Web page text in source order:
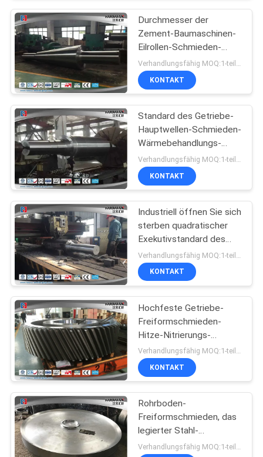
Durchmesser der
Zement-Baumaschinen-
Eilrollen-Schmieden-
Gewohnheits-1500MM
KONTAKT
Standard des Getriebe-
Hauptwellen-Schmieden-
Wärmebehandlungs-
legierten Stahl-ASTM
KONTAKT
Industriell öffnen Sie sich
sterben quadratischer
Exekutivstandard des
Wellen-Schmieden-
Edelstahl-ASTM
KONTAKT
Hochfeste Getriebe-
Freiformschmieden-
Hitze-Nitrierungs-
Behandlung
Verhandlungsfähig MOQ:1-teilig
KONTAKT
Rohrboden-
Freiformschmieden, das
legierter Stahl-
Rohrboden 3150T sich Verhandlungsfähig MOQ:1-teilig